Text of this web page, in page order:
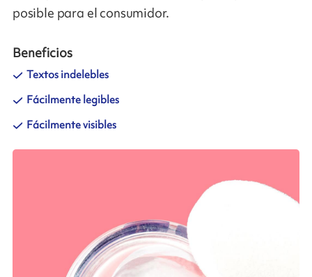
posible para el consumidor.
Beneficios
Textos indelebles
Fácilmente legibles
Fácilmente visibles